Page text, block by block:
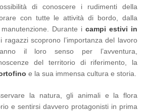
di conoscere i rudimenti della
con tutte le attività di bordo, dalla
Durante i campi estivi in
i ragazzi scoprono l’importanza del lavoro
il loro senso per l’avventura,
del territorio di riferimento, la
e la sua immensa cultura e storia.
la natura, gli animali e la flora
e sentirsi davvero protagonisti in prima